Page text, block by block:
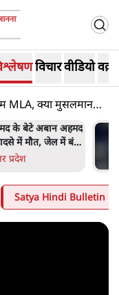
विचारवीडियो
MLA, क्या मुसलमान
प्रेस कॉन्फ्रेंस में
शाकिब अल
पेट्रोल बम से हमला
Satya Hindi Bulletin